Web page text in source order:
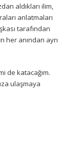
aldıkları ilim,
anlatmaları
tarafından
her anından ayrı
de katacağım.
ulaşmaya